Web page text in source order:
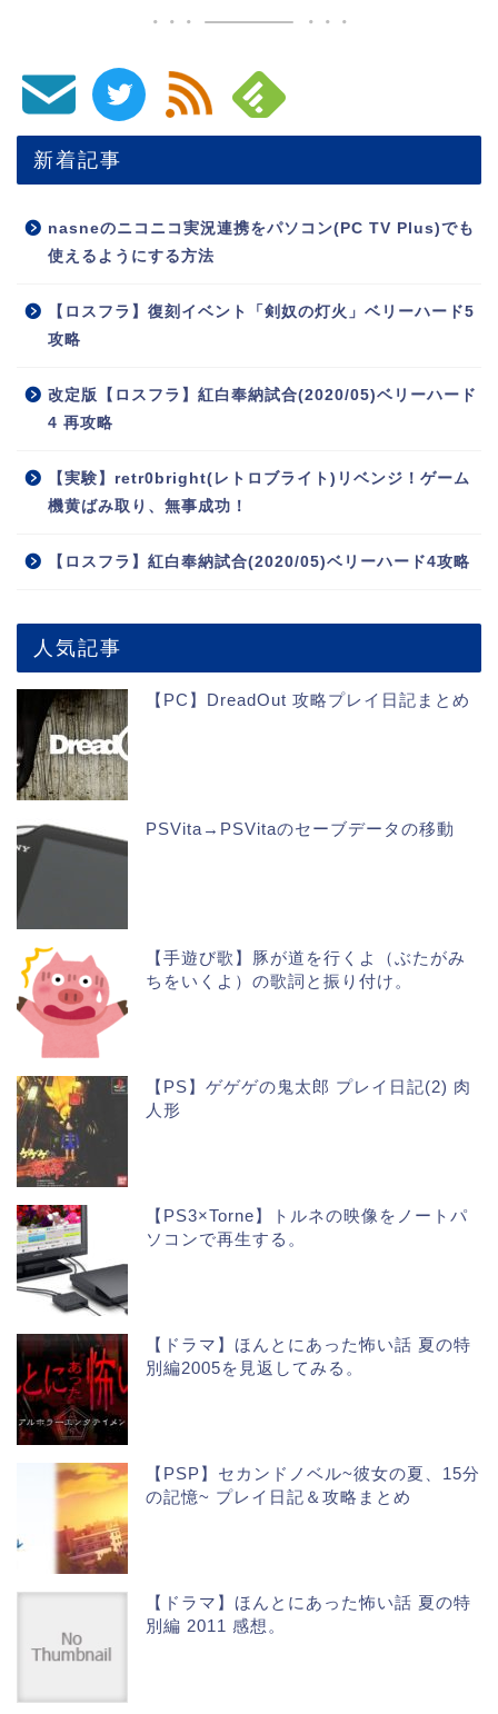
新着記事
nasneのニコニコ実況連携をパソコン(PC TV Plus)でも
使えるようにする方法
【ロスフラ】復刻イベント「剣奴の灯火」ベリーハード5
攻略
改定版【ロスフラ】紅白奉納試合(2020/05)ベリーハード
4 再攻略
【実験】retr0bright(レトロブライト)リベンジ！ゲーム
機黄ばみ取り、無事成功！
【ロスフラ】紅白奉納試合(2020/05)ベリーハード4攻略
人気記事
【PC】DreadOut 攻略プレイ日記まとめ
PSVita→PSVitaのセーブデータの移動
【手遊び歌】豚が道を行くよ（ぶたがみ
ちをいくよ）の歌詞と振り付け。
【PS】ゲゲゲの鬼太郎 プレイ日記(2) 肉
人形
【PS3×Torne】トルネの映像をノートパ
ソコンで再生する。
【ドラマ】ほんとにあった怖い話 夏の特
別編2005を見返してみる。
【PSP】セカンドノベル~彼女の夏、15分
の記憶~ プレイ日記＆攻略まとめ
【ドラマ】ほんとにあった怖い話 夏の特
別編 2011 感想。